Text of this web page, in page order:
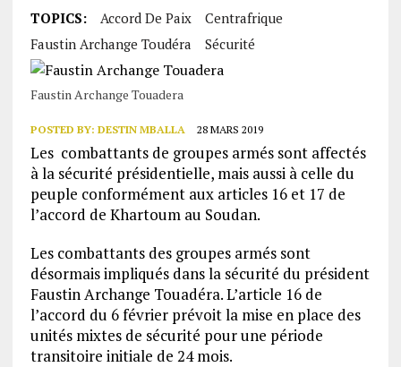
TOPICS: Accord De Paix
Centrafrique
Faustin Archange Toudéra
Sécurité
Faustin Archange Touadera
POSTED BY: DESTIN MBALLA 28 MARS 2019
Les combattants de groupes armés sont affectés
à la sécurité présidentielle, mais aussi à celle du
peuple conformément aux articles 16 et 17 de
l’accord de Khartoum au Soudan.
Les combattants des groupes armés sont
désormais impliqués dans la sécurité du président
Faustin Archange Touadéra. L’article 16 de
l’accord du 6 février prévoit la mise en place des
unités mixtes de sécurité pour une période
transitoire initiale de 24 mois.